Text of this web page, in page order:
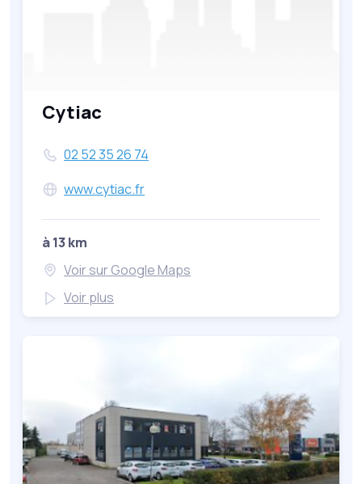
Cytiac
02 52 35 26 74
www.cytiac.fr
à 13 km
Voir sur Google Maps
Voir plus